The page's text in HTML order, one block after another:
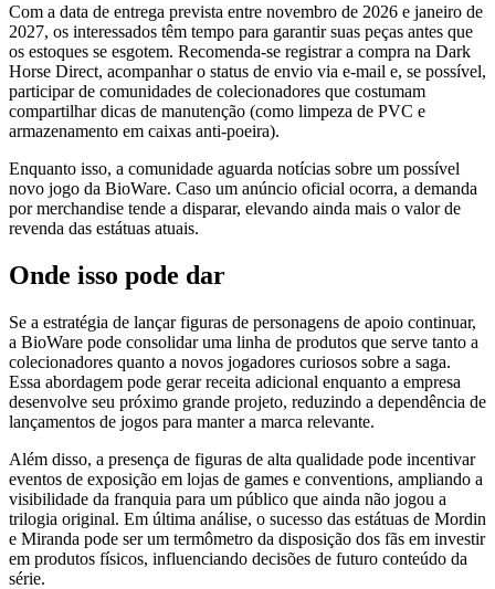
Com a data de entrega prevista entre novembro de 2026 e janeiro de
2027, os interessados têm tempo para garantir suas peças antes que
os estoques se esgotem. Recomenda‑se registrar a compra na Dark
Horse Direct, acompanhar o status de envio via e‑mail e, se possível,
participar de comunidades de colecionadores que costumam
compartilhar dicas de manutenção (como limpeza de PVC e
armazenamento em caixas anti‑poeira).
Enquanto isso, a comunidade aguarda notícias sobre um possível
novo jogo da BioWare. Caso um anúncio oficial ocorra, a demanda
por merchandise tende a disparar, elevando ainda mais o valor de
revenda das estátuas atuais.
Onde isso pode dar
Se a estratégia de lançar figuras de personagens de apoio continuar,
a BioWare pode consolidar uma linha de produtos que serve tanto a
colecionadores quanto a novos jogadores curiosos sobre a saga.
Essa abordagem pode gerar receita adicional enquanto a empresa
desenvolve seu próximo grande projeto, reduzindo a dependência de
lançamentos de jogos para manter a marca relevante.
Além disso, a presença de figuras de alta qualidade pode incentivar
eventos de exposição em lojas de games e conventions, ampliando a
visibilidade da franquia para um público que ainda não jogou a
trilogia original. Em última análise, o sucesso das estátuas de Mordin
e Miranda pode ser um termômetro da disposição dos fãs em investir
em produtos físicos, influenciando decisões de futuro conteúdo da
série.